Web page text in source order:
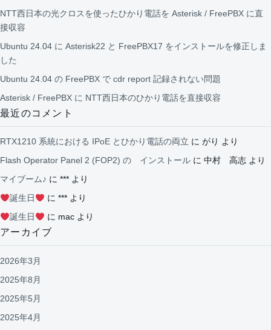
NTT西日本の光クロスを使ったひかり電話を Asterisk / FreePBX に直
接収容
Ubuntu 24.04 に Asterisk22 と FreePBX17 をインストールを修正しま
した
Ubuntu 24.04 の FreePBX で cdr report 記録されない問題
Asterisk / FreePBX に NTT西日本のひかり電話を直接収容
最近のコメント
RTX1210 系統における IPoE とひかり電話の両立 に がり より
Flash Operator Panel 2 (FOP2) の インストール に 中村 高志 より
マイブーム♪ に *** より
誕生日
に ***より
誕生日
に macより
アーカイブ
2026年3月
2025年8月
2025年5月
2025年4月